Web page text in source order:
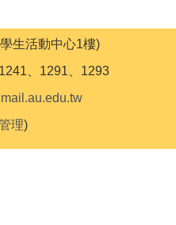
生活動中心1樓)
、1291、1293
理)